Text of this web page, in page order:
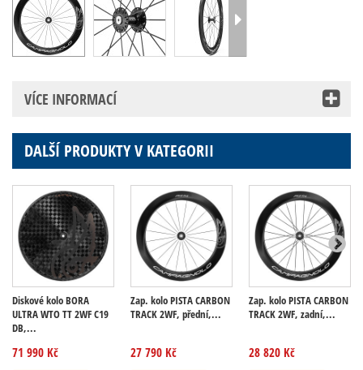
VÍCE INFORMACÍ
DALŠÍ PRODUKTY V KATEGORII
Diskové kolo BORA
ULTRA WTO TT 2WF C19
DB,...
71 990 Kč
Zap. kolo PISTA CARBON
TRACK 2WF, přední,...
27 790 Kč
Zap. kolo PISTA CARBON
TRACK 2WF, zadní,...
28 820 Kč